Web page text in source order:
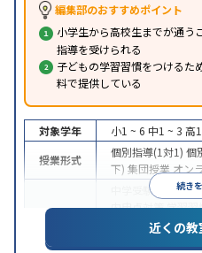
編集部のおすすめポイント
小学生から高校生までが通う
指導を受けられる
子どもの学習習慣をつけるた
料で提供している
続き
対象学年 小1 ~ 6 中1 ~ 3 高
授業形式
個別指導(1対1) 個
下) 集団授業 オン
中学受験 高校受験
内申点対策学習習
共通テスト対策英
近くの教